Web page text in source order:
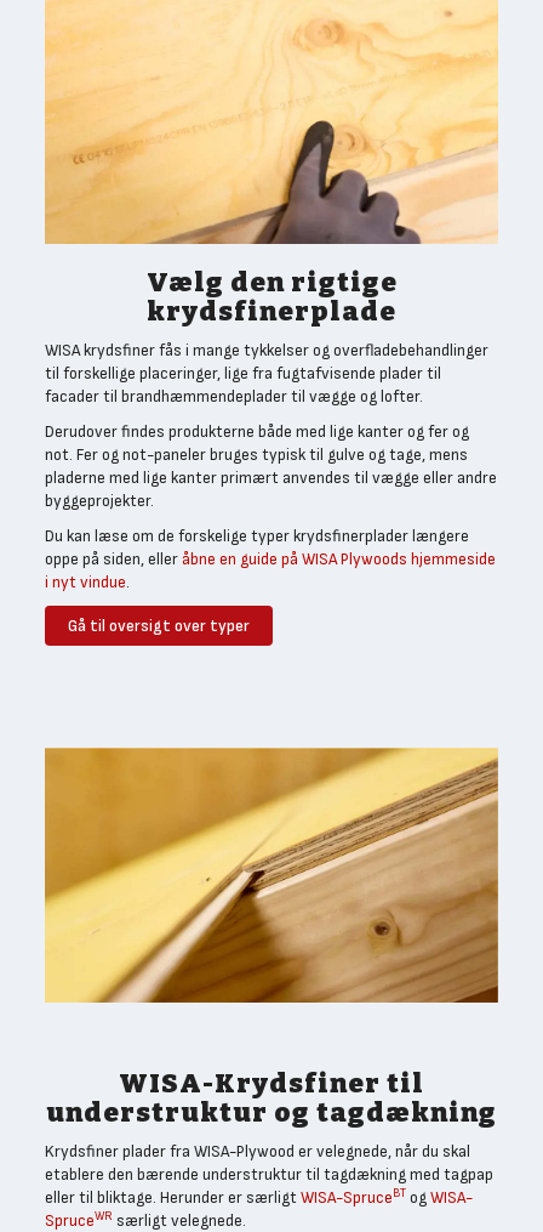
Vælg den rigtige
krydsfinerplade
WISA krydsfiner fås i mange tykkelser og overfladebehandlinger
til forskellige placeringer, lige fra fugtafvisende plader til
facader til brandhæmmendeplader til vægge og lofter.
Derudover findes produkterne både med lige kanter og fer og
not. Fer og not-paneler bruges typisk til gulve og tage, mens
pladerne med lige kanter primært anvendes til vægge eller andre
byggeprojekter.
Du kan læse om de forskelige typer krydsfinerplader længere
oppe på siden, eller åbne en guide på WISA Plywoods hjemmeside
i nyt vindue.
Gå til oversigt over typer
WISA-Krydsfiner til
understruktur og tagdækning
Krydsfiner plader fra WISA-Plywood er velegnede, når du skal
etablere den bærende understruktur til tagdækning med tagpap
eller til bliktage. Herunder er særligtWISA-SpruceBT ogWISA-
SpruceWR særligt velegnede.